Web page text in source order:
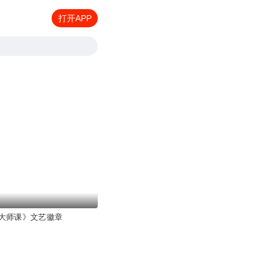
打开APP
师课》文艺徽章